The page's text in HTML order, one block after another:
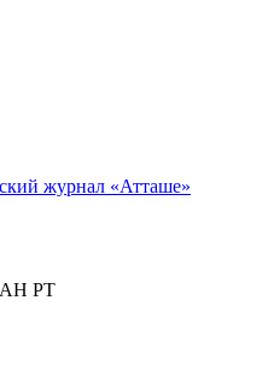
журнал «Атташе»
АН РТ